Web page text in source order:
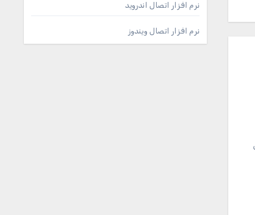
نرم افزار اتصال اندروید
نرم افزار اتصال ویندوز